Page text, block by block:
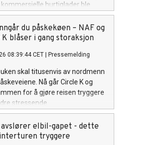
hurtiglader ble
i 2011. Ringen er sluttet.
du påskekøen – NAF og
blåser i gang storaksjon
08:39:44 CET Pressemelding
uken skal titusenvis av nordmenn
Nå går Circle K og
for å gjøre reisen tryggere
stressende.
avslører elbil-gapet - dette
tryggere